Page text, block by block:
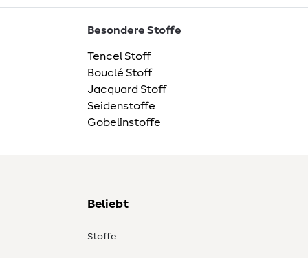
Besondere Stoffe
Tencel Stoff
Bouclé Stoff
Jacquard Stoff
Seidenstoffe
Gobelinstoffe
Beliebt
Stoffe